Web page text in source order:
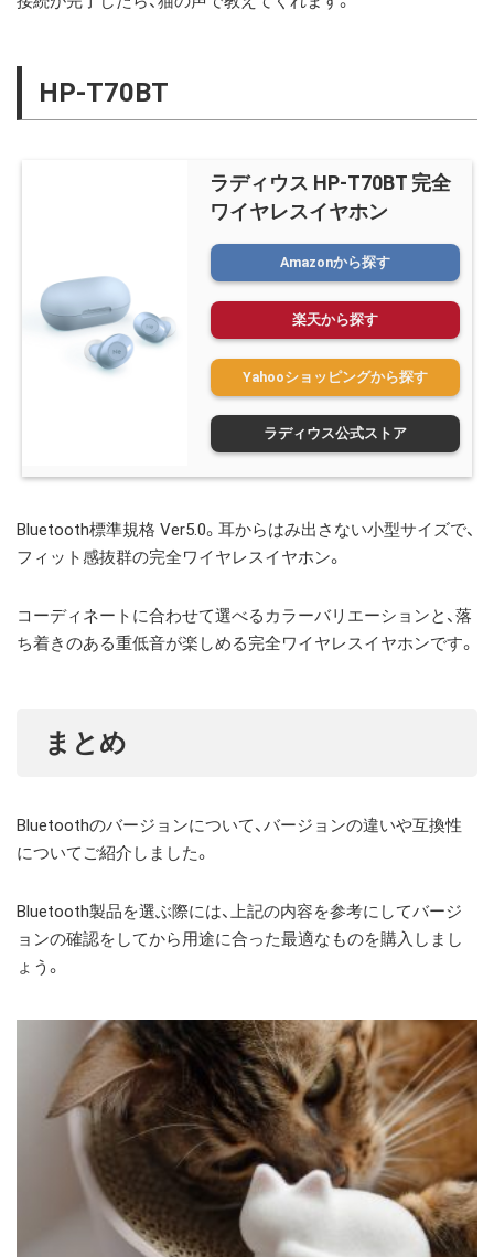
HP-T70BT
ラディウス HP-T70BT 完全
ワイヤレスイヤホン
ラディウス公式ストア
Amazonから探す
楽天から探す
Yahooショッピングから探す
Bluetooth標準規格 Ver5.0。耳からはみ出さない小型サイズで、
フィット感抜群の完全ワイヤレスイヤホン。
コーディネートに合わせて選べるカラーバリエーションと、落
ち着きのある重低音が楽しめる完全ワイヤレスイヤホンです。
まとめ
Bluetoothのバージョンについて、バージョンの違いや互換性
についてご紹介しました。
Bluetooth製品を選ぶ際には、上記の内容を参考にしてバージ
ョンの確認をしてから用途に合った最適なものを購入しまし
ょう。